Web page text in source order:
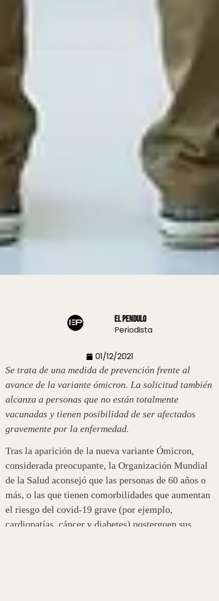
El Pendulo
Periodista
01/12/2021
Se trata de una medida de prevención frente al
avance de la variante ómicron. La solicitud también
alcanza a personas que no están totalmente
vacunadas y tienen posibilidad de ser afectados
gravemente por la enfermedad.
Tras la aparición de la nueva variante Ómicron,
considerada preocupante, la Organización Mundial
de la Salud aconsejó que las personas de 60 años o
más, o las que tienen comorbilidades que aumentan
el riesgo del covid-19 grave (por ejemplo,
cardiopatías, cáncer y diabetes) posterguen sus